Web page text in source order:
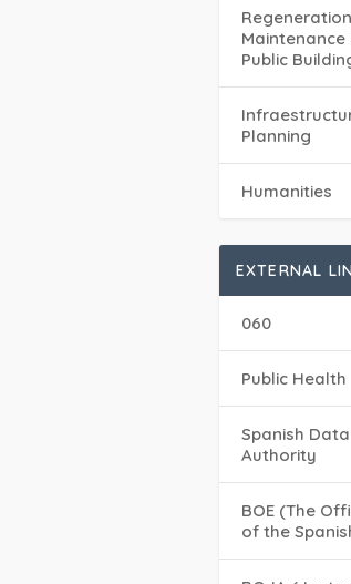
Public
Planning
Humanities
EXTERNAL
060
Public Health
Spanish
Authority
BOE (The
of the